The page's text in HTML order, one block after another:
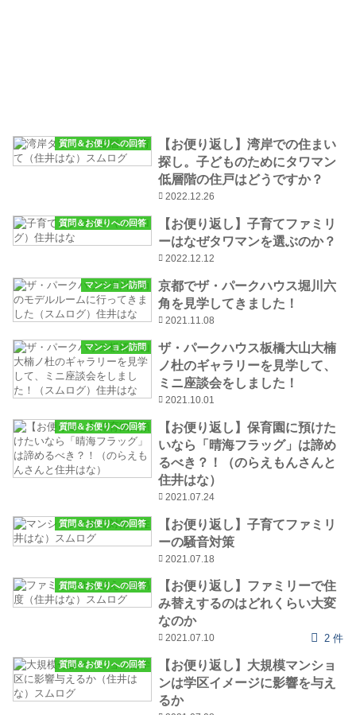
質問＆お便りへの回答
【お便り返し】湾岸での住まい
探し。子どものためにタワマン
低層階の住戸はどうですか？
2022.12.26
質問＆お便りへの回答
【お便り返し】子育てファミリ
ーはなぜタワマンを選ぶのか？
2022.12.12
マンション訪問
京都でザ・パークハウス堀川六
角を見学してきました！
2021.11.08
マンション訪問
ザ・パークハウス板橋大山大楠
ノ杜のギャラリーを見学して、
ミニ座談会をしました！
2021.10.01
質問＆お便りへの回答
【お便り返し】保育園に預けた
いなら「晴海フラッグ」は諦め
るべき？！（のらえもんさんと
住井はな）
2021.07.24
質問＆お便りへの回答
【お便り返し】子育てファミリ
ーの騒音対策
2021.07.18
質問＆お便りへの回答
【お便り返し】ファミリーで住
み替えするのはどれくらい大変
なのか
2021.07.10 2 件
質問＆お便りへの回答
【お便り返し】大規模マンショ
ンは学区イメージに影響を与え
るか